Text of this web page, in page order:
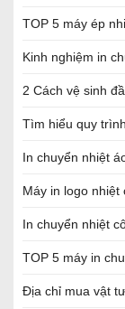
TOP 5 máy ép
Kinh nghiệm in
2 Cách vệ sinh
Tìm hiểu quy
In chuyển nhiệt
Máy in logo
In chuyển nhiệt
TOP 5 máy in
Địa chỉ mua vật